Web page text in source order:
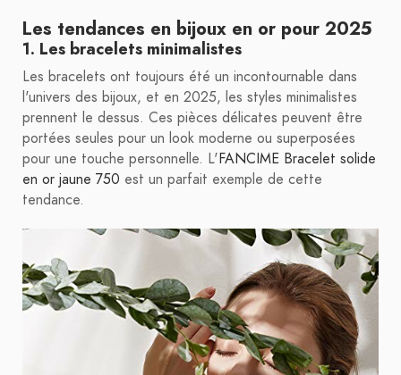
Les tendances en bijoux en or pour 2025
1. Les bracelets minimalistes
Les bracelets ont toujours été un incontournable dans
l'univers des bijoux, et en 2025, les styles minimalistes
prennent le dessus. Ces pièces délicates peuvent être
portées seules pour un look moderne ou superposées
pour une touche personnelle. L'FANCIME Bracelet solide
en or jaune 750 est un parfait exemple de cette
tendance.